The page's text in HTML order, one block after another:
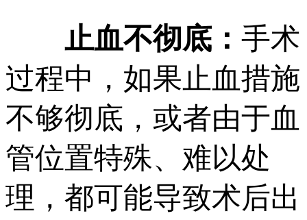
止血不彻底： 手术
过程中，如果止血措施
不够彻底，或者由于血
管位置特殊、难以处
理，都可能导致术后出